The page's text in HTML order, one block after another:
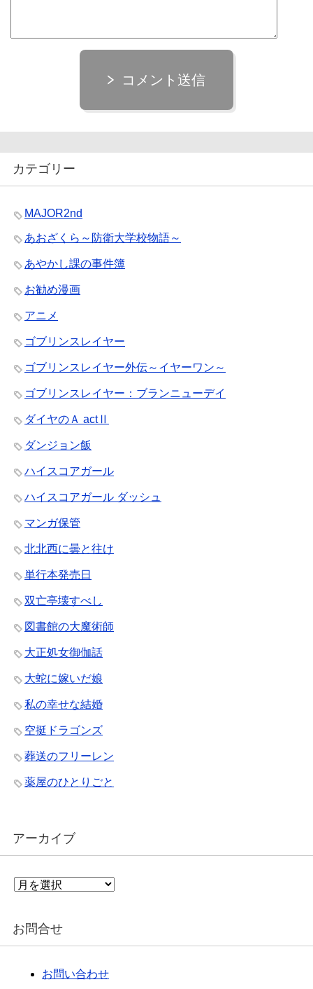
コメント送信
カテゴリー
MAJOR2nd
あおざくら～防衛大学校物語～
あやかし課の事件簿
お勧め漫画
アニメ
ゴブリンスレイヤー
ゴブリンスレイヤー外伝～イヤーワン～
ゴブリンスレイヤー：ブランニューデイ
ダイヤのＡ actⅡ
ダンジョン飯
ハイスコアガール
ハイスコアガール ダッシュ
マンガ保管
北北西に曇と往け
単行本発売日
双亡亭壊すべし
図書館の大魔術師
大正処女御伽話
大蛇に嫁いだ娘
私の幸せな結婚
空挺ドラゴンズ
葬送のフリーレン
薬屋のひとりごと
アーカイブ
ア
イ
お問合せ
お問い合わせ